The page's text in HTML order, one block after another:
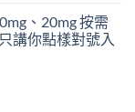
、20mg 按需
講你點樣對號入